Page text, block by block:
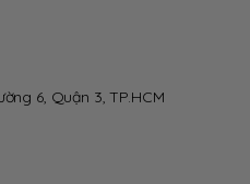
6, Quận 3, TP.HCM